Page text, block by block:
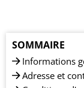
SOMMAIRE
Informations
Adresse et